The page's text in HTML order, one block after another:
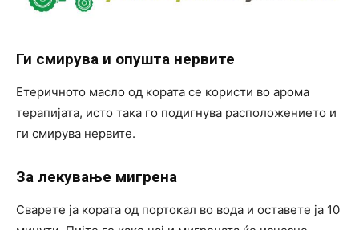
Ги смирува и опушта нервите
Етеричното масло од кората се користи во арома
терапијата, исто така го подигнува расположението и
ги смирува нервите.
За лекување мигрена
Сварете ја кората од портокал во вода и оставете ја 10